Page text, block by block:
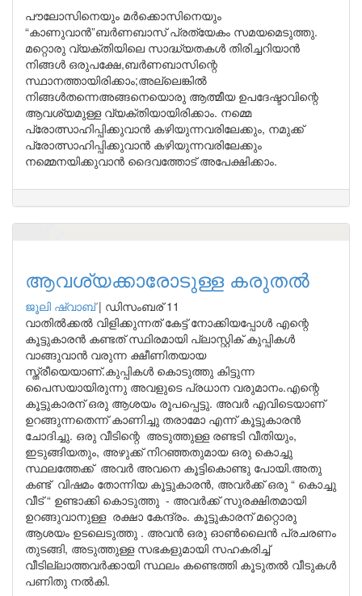
പൗലോസിനെയും മർക്കൊസിനെയും
“കാണുവാൻ”ബർണബാസ് പ്രത്യേകം സമയമെടുത്തു.
മറ്റൊരു വ്യക്തിയിലെ സാദ്ധ്യതകൾ തിരിച്ചറിയാൻ
നിങ്ങൾ ഒരുപക്ഷേ,ബർണബാസിന്റെ
സ്ഥാനത്തായിരിക്കാം;അല്ലെങ്കിൽ
നിങ്ങൾതന്നെഅങ്ങനെയൊരു ആത്മീയ ഉപദേഷ്ടാവിന്റെ
ആവശ്യമുള്ള വ്യക്തിയായിരിക്കാം. നമ്മെ
പ്രോത്സാഹിപ്പിക്കുവാൻ കഴിയുന്നവരിലേക്കും, നമുക്ക്
പ്രോത്സാഹിപ്പിക്കുവാൻ കഴിയുന്നവരിലേക്കും
നമ്മെനയിക്കുവാൻ ദൈവത്തോട് അപേക്ഷിക്കാം.
ആവശ്യക്കാരോടുള്ള കരുതൽ
ജൂലി ഷ്വാബ്| ഡിസംബര് 11
വാതിൽക്കൽ വിളിക്കുന്നത് കേട്ട് നോക്കിയപ്പോൾ എന്റെ
കൂട്ടുകാരൻ കണ്ടത് സ്ഥിരമായി പ്ലാസ്റ്റിക് കുപ്പികൾ
വാങ്ങുവാൻ വരുന്ന ക്ഷീണിതയായ
സ്ത്രീയെയാണ്.കുപ്പികൾ കൊടുത്തു കിട്ടുന്ന
പൈസയായിരുന്നു അവളുടെ പ്രധാന വരുമാനം.എന്റെ
കൂട്ടുകാരന് ഒരു ആശയം രൂപപ്പെട്ടു. അവർ എവിടെയാണ്
ഉറങ്ങുന്നതെന്ന് കാണിച്ചു തരാമോ എന്ന് കൂട്ടുകാരൻ
ചോദിച്ചു. ഒരു വീടിന്റെ അടുത്തുള്ള രണ്ടടി വീതിയും,
ഇടുങ്ങിയതും, അഴുക്ക് നിറഞ്ഞതുമായ ഒരു കൊച്ചു
സ്ഥലത്തേക്ക് അവർ അവനെ കൂട്ടികൊണ്ടു പോയി.അതു
കണ്ട് വിഷമം തോന്നിയ കൂട്ടുകാരൻ, അവർക്ക് ഒരു “ കൊച്ചു
വീട് “ ഉണ്ടാക്കി കൊടുത്തു - അവർക്ക് സുരക്ഷിതമായി
ഉറങ്ങുവാനുള്ള രക്ഷാ കേന്ദ്രം. കൂട്ടുകാരന് മറ്റൊരു
ആശയം ഉടലെടുത്തു . അവൻ ഒരു ഓൺലൈൻ പ്രചരണം
തുടങ്ങി, അടുത്തുള്ള സഭകളുമായി സഹകരിച്ച്
വീടില്ലാത്തവർക്കായി സ്ഥലം കണ്ടെത്തി കൂടുതൽ വീടുകൾ
പണിതു നൽകി.